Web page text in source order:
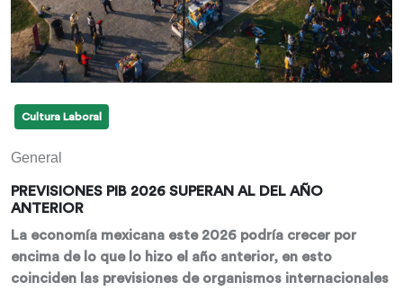
Cultura Laboral
General
PREVISIONES PIB 2026 SUPERAN AL DEL AÑO
ANTERIOR
La economía mexicana este 2026 podría crecer por
encima de lo que lo hizo el año anterior, en esto
coinciden las previsiones de organismos internacionales